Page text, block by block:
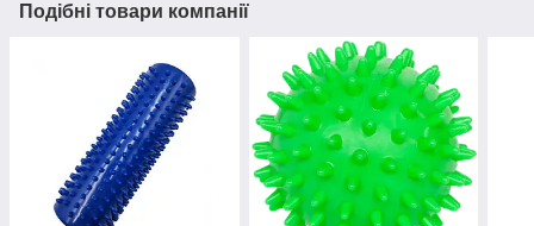
Подібні товари компанії